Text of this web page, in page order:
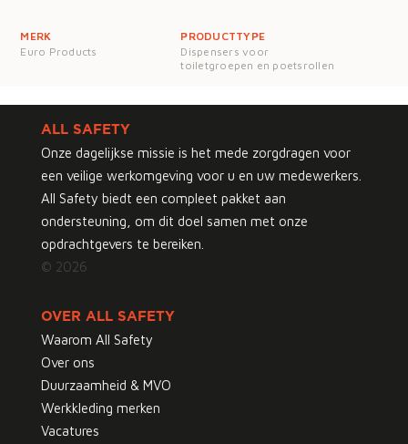
MERK
Euro Products
PRODUCTTYPE
Dispensers voor
toiletgroepen en poetsrollen
ALL SAFETY
Onze dagelijkse missie is het mede zorgdragen voor
een veilige werkomgeving voor u en uw medewerkers.
All Safety biedt een compleet pakket aan
ondersteuning, om dit doel samen met onze
opdrachtgevers te bereiken.
© 2026
OVER ALL SAFETY
Waarom All Safety
Over ons
Duurzaamheid & MVO
Werkkleding merken
Vacatures